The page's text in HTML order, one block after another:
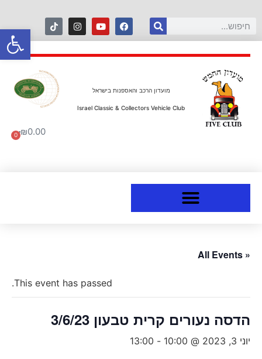
מועדון הרכב והאספנות בישראל
Israel Classic & Collectors Vehicle Club
₪0.00
0
« All Events
This event has passed.
הדסה נעורים קרית טבעון 3/6/23
יוני 3, 2023 @ 10:00 -
13:00
פתח